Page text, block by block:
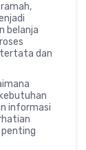
belanja
tertata dan
informasi
penting